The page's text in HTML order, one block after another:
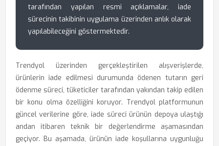
tarafından yapılan resmi açıklamalar, iade
sürecinin takibinin uygulama üzerinden anlık olarak
yapılabileceğini göstermektedir.
Trendyol üzerinden gerçekleştirilen alışverişlerde,
ürünlerin iade edilmesi durumunda ödenen tutarın geri
ödenme süreci, tüketiciler tarafından yakından takip edilen
bir konu olma özelliğini koruyor. Trendyol platformunun
güncel verilerine göre, iade süreci ürünün depoya ulaştığı
andan itibaren teknik bir değerlendirme aşamasından
geçiyor. Bu aşamada, ürünün iade koşullarına uygunluğu